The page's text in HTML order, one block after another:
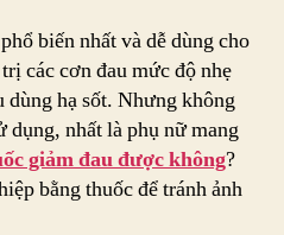
biến nhất và dễ dùng cho
các cơn đau mức độ nhẹ
hạ sốt. Nhưng không
dụng, nhất là phụ nữ mang
giảm đau được không?
bằng thuốc để tránh ảnh